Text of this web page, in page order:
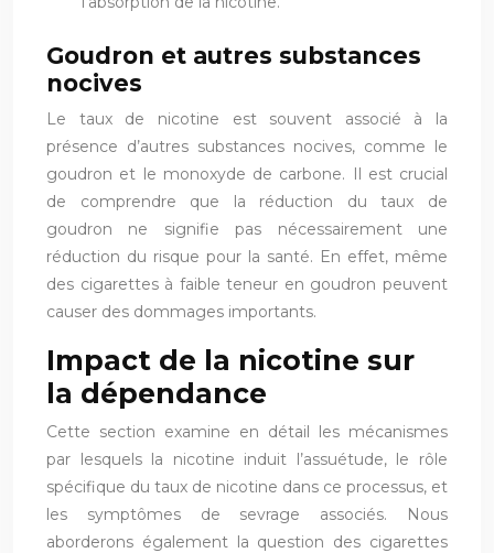
Goudron et autres substances
nocives
Le taux de nicotine est souvent associé à la
présence d’autres substances nocives, comme le
goudron et le monoxyde de carbone. Il est crucial
de comprendre que la réduction du taux de
goudron ne signifie pas nécessairement une
réduction du risque pour la santé. En effet, même
des cigarettes à faible teneur en goudron peuvent
causer des dommages importants.
Impact de la nicotine sur
la dépendance
Cette section examine en détail les mécanismes
par lesquels la nicotine induit l’assuétude, le rôle
spécifique du taux de nicotine dans ce processus, et
les symptômes de sevrage associés. Nous
aborderons également la question des cigarettes